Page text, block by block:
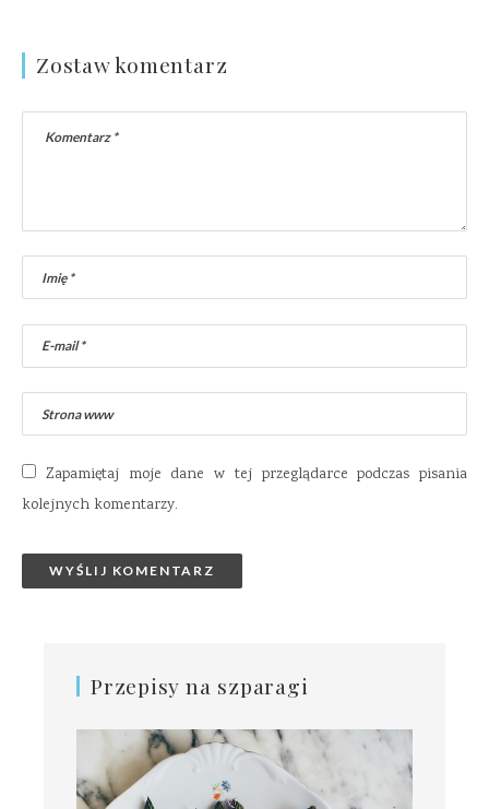
Zostaw komentarz
Zapamiętaj moje dane w tej przeglądarce podczas pisania
kolejnych komentarzy.
Przepisy na szparagi